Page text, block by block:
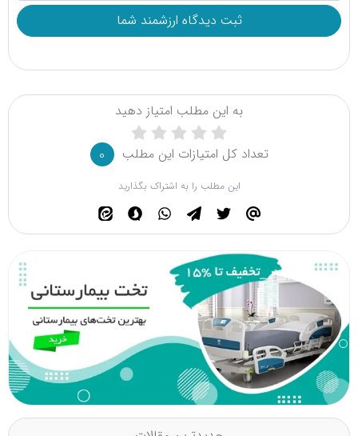
به این مطلب امتیاز دهید
تعداد کل امتیازات این مطلب 0
این مطلب را به اشتراک بگذارید